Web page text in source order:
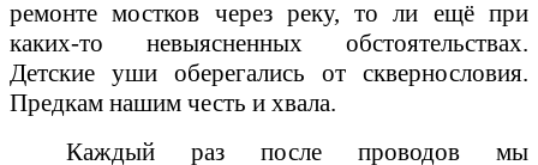
ремонте мостков через реку, то ли ещё при
каких-то невыясненных обстоятельствах.
Детские уши оберегались от сквернословия.
Предкам нашим честь и хвала.
Каждый раз после проводов мы